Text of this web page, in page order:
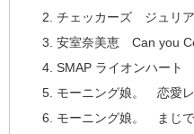
チェッカーズ ジュリ
安室奈美恵 Can you
SMAP ライオンハート
モーニング娘。 恋愛
モーニング娘。 まじ